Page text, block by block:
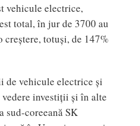
vehicule electrice,
total, în jur de 3700 au
totuşi, de 147%
de vehicule electrice şi
investiţii şi în alte
sud-coreeană SK